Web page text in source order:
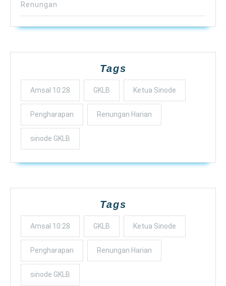
Renungan
Tags
Amsal 10:28 GKLB Ketua Sinode
Pengharapan Renungan Harian
sinode GKLB
Tags
Amsal 10:28 GKLB Ketua Sinode
Pengharapan Renungan Harian
sinode GKLB